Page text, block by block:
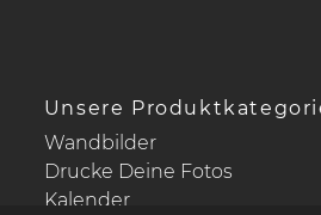
Unsere
Wandbilder
Drucke Deine Fotos
Kalender